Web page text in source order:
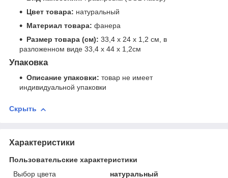
Цвет товара: натуральный
Материал товара: фанера
Размер товара (см): 33,4 х 24 х 1,2 см, в
разложенном виде 33,4 х 44 х 1,2см
Упаковка
Описание упаковки: товар не имеет
индивидуальной упаковки
Скрыть
Характеристики
Пользовательские характеристики
Выбор цвета
натуральный